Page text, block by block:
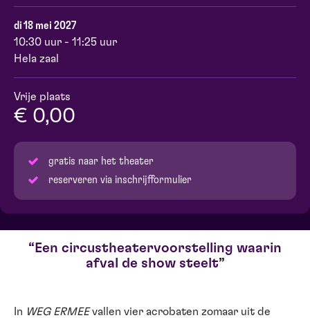
di 18 mei 2027
10:30 uur - 11:25 uur
Hela zaal
Vrije plaats
€ 0,00
gratis naar het theater
reserveren via inschrijfformulier
Een circustheatervoorstelling waarin
afval de show steelt
In WEG ERMEEvallen vier acrobaten zomaar uit de